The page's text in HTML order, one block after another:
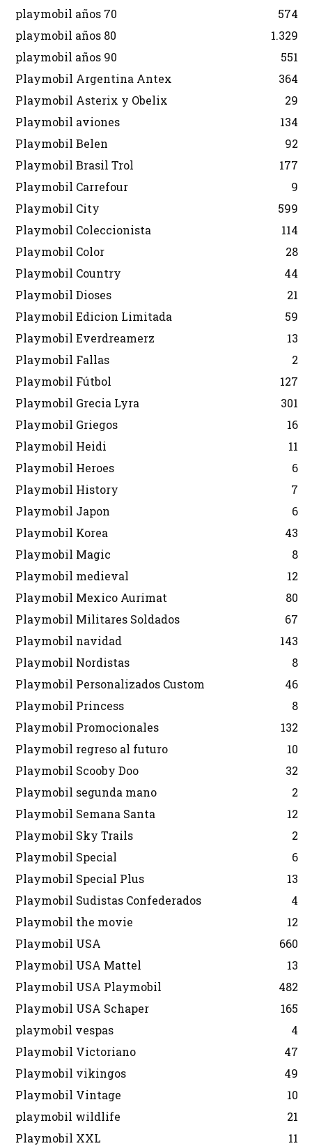
playmobil años 70
574
playmobil años 80
1.329
playmobil años 90
551
Playmobil Argentina Antex
364
Playmobil Asterix y Obelix
29
Playmobil aviones
134
Playmobil Belen
92
Playmobil Brasil Trol
177
Playmobil Carrefour
9
Playmobil City
599
Playmobil Coleccionista
114
Playmobil Color
28
Playmobil Country
44
Playmobil Dioses
21
Playmobil Edicion Limitada
59
Playmobil Everdreamerz
13
Playmobil Fallas
2
Playmobil Fútbol
127
Playmobil Grecia Lyra
301
Playmobil Griegos
16
Playmobil Heidi
11
Playmobil Heroes
6
Playmobil History
7
Playmobil Japon
6
Playmobil Korea
43
Playmobil Magic
8
Playmobil medieval
12
Playmobil Mexico Aurimat
80
Playmobil Militares Soldados
67
Playmobil navidad
143
Playmobil Nordistas
8
Playmobil Personalizados Custom
46
Playmobil Princess
8
Playmobil Promocionales
132
Playmobil regreso al futuro
10
Playmobil Scooby Doo
32
Playmobil segunda mano
2
Playmobil Semana Santa
12
Playmobil Sky Trails
2
Playmobil Special
6
Playmobil Special Plus
13
Playmobil Sudistas Confederados
4
Playmobil the movie
12
Playmobil USA
660
Playmobil USA Mattel
13
Playmobil USA Playmobil
482
Playmobil USA Schaper
165
playmobil vespas
4
Playmobil Victoriano
47
Playmobil vikingos
49
Playmobil Vintage
10
playmobil wildlife
21
Playmobil XXL
11